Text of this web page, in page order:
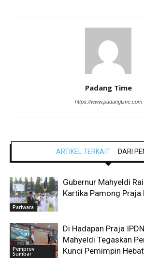
Padang Time
https://www.padangtime.com
ARTIKEL TERKAIT DARI
Pariwara
Gubernur Mahyeldi
Kartika Pamong Praja
Pemprov
Sumbar
Di Hadapan Praja
Mahyeldi Tegaskan
Kunci Pemimpin Hebat